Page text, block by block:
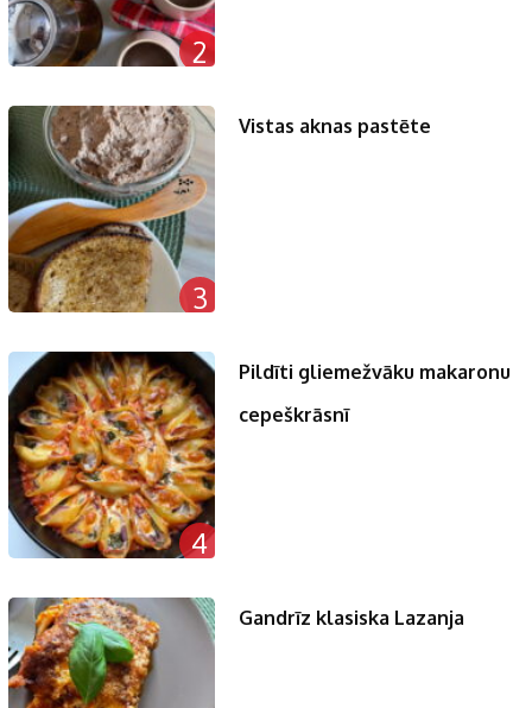
2
3
Vistas aknas pastēte
4
Pildīti gliemežvāku makaronu
cepeškrāsnī
Gandrīz klasiska Lazanja